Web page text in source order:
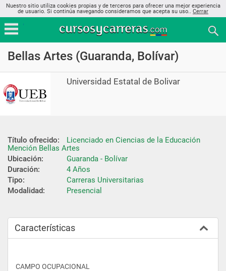
Nuestro sitio utiliza cookies propias y de terceros para ofrecer una mejor experiencia
de usuario. Si continúa navegando consideramos que acepta su uso.. Cerrar
Bellas Artes (Guaranda, Bolívar)
Universidad Estatal de Bolivar
Título ofrecido:
Licenciado en Ciencias de la Educación
Mención Bellas Artes
Ubicación:
Guaranda - Bolívar
Duración:
4 Años
Tipo:
Carreras Universitarias
Modalidad:
Presencial
Características
CAMPO OCUPACIONAL